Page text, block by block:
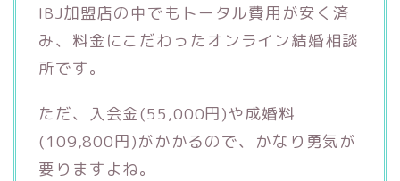
IBJ加盟店の中でもトータル費用が安く済
み、料金にこだわったオンライン結婚相談
所です。
ただ、入会金(55,000円)や成婚料
(109,800円)がかかるので、かなり勇気が
要りますよね。